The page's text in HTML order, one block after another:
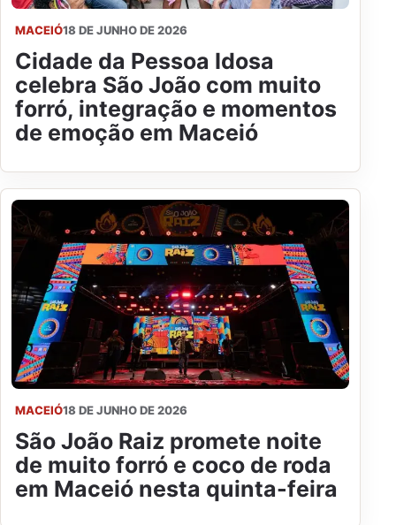
MACEIÓ18 DE JUNHO DE 2026
Cidade da Pessoa Idosa
celebra São João com muito
forró, integração e momentos
de emoção em Maceió
MACEIÓ18 DE JUNHO DE 2026
São João Raiz promete noite
de muito forró e coco de roda
em Maceió nesta quinta-feira